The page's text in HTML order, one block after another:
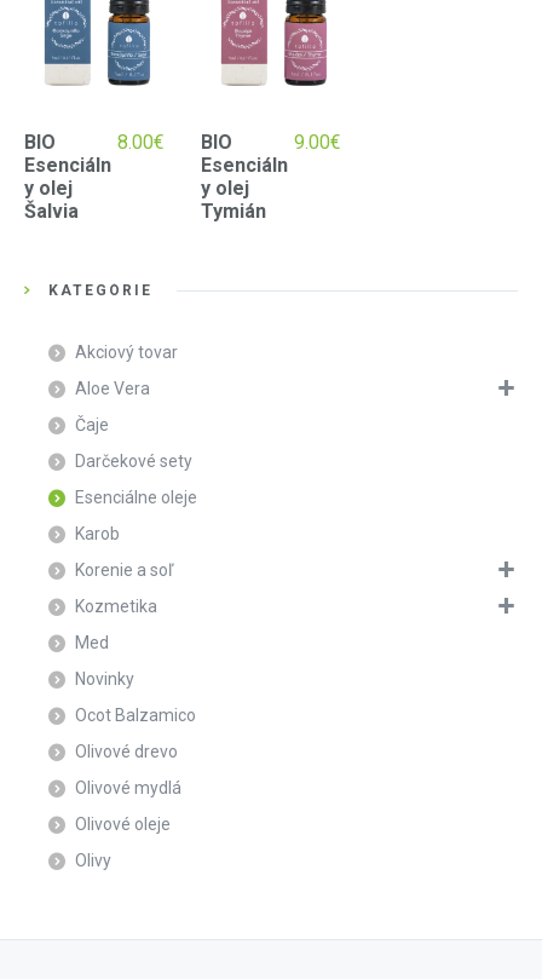
BIO
Esenciáln
y olej
Šalvia
8.00€
BIO
Esenciáln
y olej
Tymián
9.00€
KATEGÓRIE
Akciový tovar
Aloe Vera
Čaje
Darčekové sety
Esenciálne oleje
Karob
Korenie a soľ
Kozmetika
Med
Novinky
Ocot Balzamico
Olivové drevo
Olivové mydlá
Olivové oleje
Olivy